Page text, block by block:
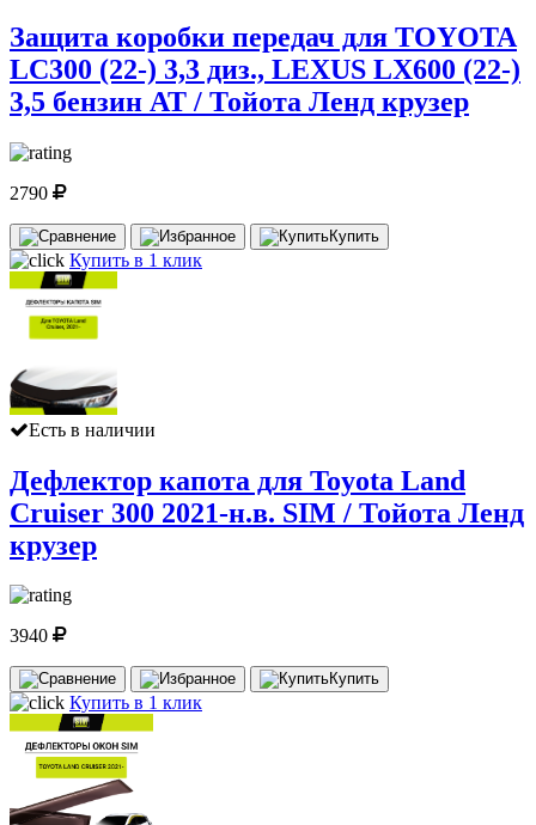
Защита коробки передач для TOYOTA
LC300 (22-) 3,3 диз., LEXUS LX600 (22-)
3,5 бензин AT / Тойота Ленд крузер
2790
Купить
Купить в 1 клик
Есть в наличии
Дефлектор капота для Toyota Land
Cruiser 300 2021-н.в. SIM / Тойота Ленд
крузер
3940
Купить
Купить в 1 клик